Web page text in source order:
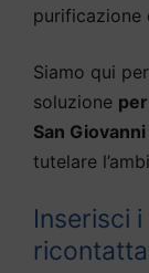
purificazione
Siamo qui
soluzione
San
tutelare
Inserisci